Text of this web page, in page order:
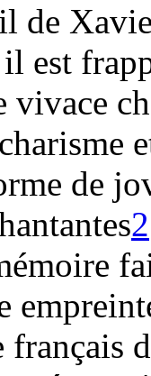
de
est
vivace
de
2
français